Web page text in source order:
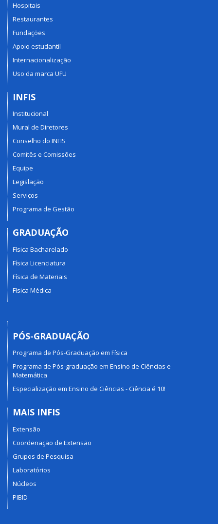
Hospitais
Restaurantes
Fundações
Apoio estudantil
Internacionalização
Uso da marca UFU
INFIS
Institucional
Mural de Diretores
Conselho do INFIS
Comitês e Comissões
Equipe
Legislação
Serviços
Programa de Gestão
GRADUAÇÃO
Física Bacharelado
Física Licenciatura
Física de Materiais
Física Médica
PÓS-GRADUAÇÃO
Programa de Pós-Graduação em Física
Programa de Pós-graduação em Ensino de Ciências e
Matemática
Especialização em Ensino de Ciências - Ciência é 10!
MAIS INFIS
Extensão
Coordenação de Extensão
Grupos de Pesquisa
Laboratórios
Núcleos
PIBID